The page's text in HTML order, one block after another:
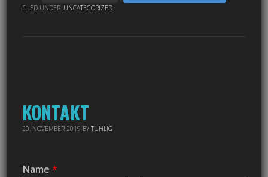
FILED UNDER: UNCATEGORIZED
KONTAKT
20. NOVEMBER 2019 BYTUHLIG
Name*